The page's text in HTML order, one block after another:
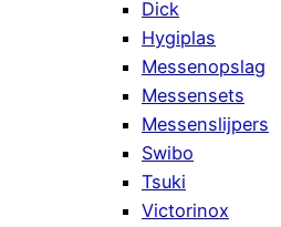
Dick
Hygiplas
Messenopslag
Messensets
Messenslijpers
Swibo
Tsuki
Victorinox